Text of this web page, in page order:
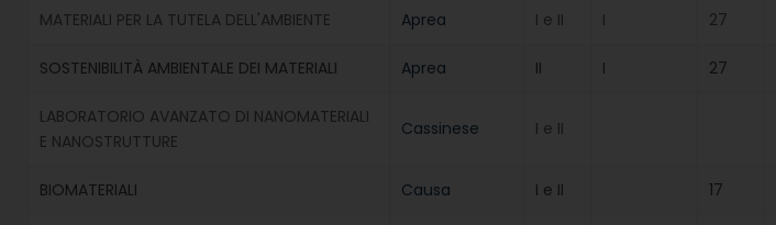
MATERIALI PER LA TUTELA DELL'AMBIENTE Aprea I e II I 27
SOSTENIBILITÀ AMBIENTALE DEI MATERIALI Aprea II I 27
LABORATORIO AVANZATO DI NANOMATERIALI
E NANOSTRUTTURE
Cassinese I e II
BIOMATERIALI Causa I e II 17